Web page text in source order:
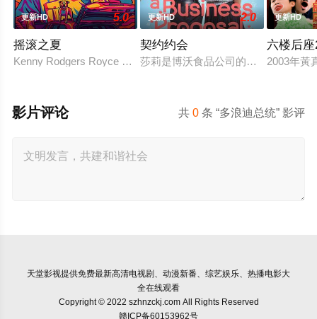
更新HD 5.0
摇滚之夏
Kenny Rodgers Royce honors his late mother's legacy
更新HD 2.0
契约约会
莎莉是博沃食品公司的食品分析师，
更新HD
六楼后
2003年黃
共0 条 “多浪迪总统” 影评
影片评论
天堂影视提供免费最新高清电视剧、动漫新番、综艺娱乐、热播电影大
全在线观看
Copyright © 2022 szhnzckj.com All Rights Reserved
赣ICP备60153962号